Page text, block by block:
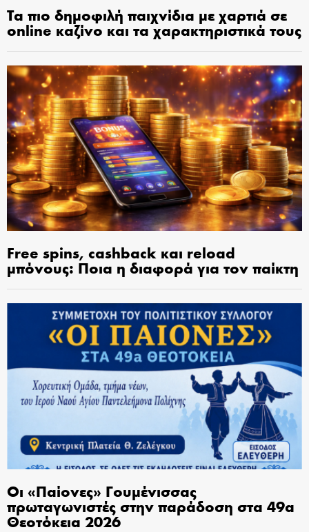
Τα πιο δημοφιλή παιχνίδια με χαρτιά σε
online καζίνο και τα χαρακτηριστικά τους
Free spins, cashback και reload
μπόνους: Ποια η διαφορά για τον παίκτη
Οι «Παίονες» Γουμένισσας
πρωταγωνιστές στην παράδοση στα 49α
Θεοτόκεια 2026